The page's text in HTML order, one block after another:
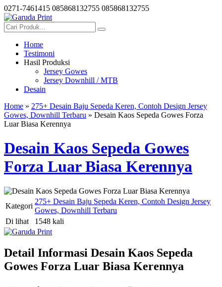
0271-7461415 085868132755 085868132755
Home
Testimoni
Hasil Produksi
Jersey Gowes
Jersey Downhill / MTB
Desain
Home » 275+ Desain Baju Sepeda Keren, Contoh Design Jersey
Gowes, Downhill Terbaru » Desain Kaos Sepeda Gowes Forza
Luar Biasa Kerennya
Desain Kaos Sepeda Gowes
Forza Luar Biasa Kerennya
Kategori
275+ Desain Baju Sepeda Keren, Contoh Design Jersey
Gowes, Downhill Terbaru
Di lihat
1548 kali
Detail Informasi Desain Kaos Sepeda
Gowes Forza Luar Biasa Kerennya